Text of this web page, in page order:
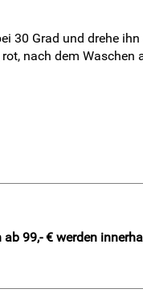
30 Grad und drehe
nach dem
ab 99,- € werden